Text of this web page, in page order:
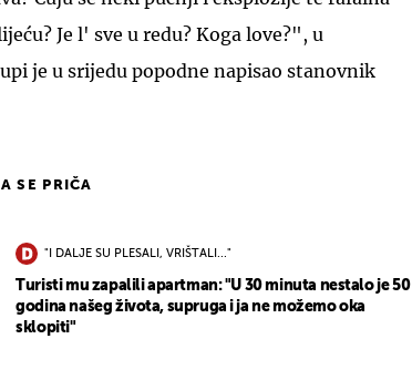
Je l' sve u redu? Koga love?", u
je u srijedu popodne napisao stanovnik
SE PRIČA
"I DALJE SU PLESALI, VRIŠTALI..."
Turisti mu zapalili apartman: "U 30 minuta nestalo je 50
godina našeg života, supruga i ja ne možemo oka
sklopiti"